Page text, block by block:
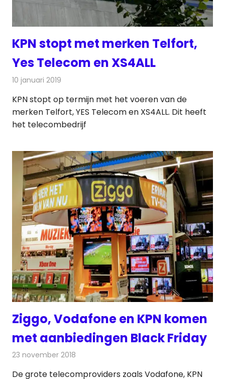
KPN stopt met merken Telfort,
Yes Telecom en XS4ALL
10 januari 2019
KPN stopt op termijn met het voeren van de
merken Telfort, YES Telecom en XS4ALL. Dit heeft
het telecombedrijf
Ziggo, Vodafone en KPN komen
met aanbiedingen Black Friday
23 november 2018
De grote telecomproviders zoals Vodafone, KPN